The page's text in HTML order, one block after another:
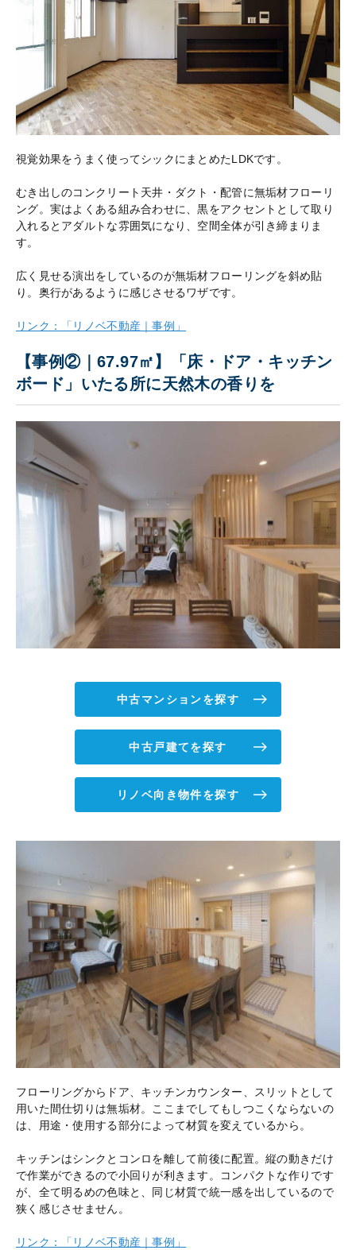
視覚効果をうまく使ってシックにまとめたLDKです。
むき出しのコンクリート天井・ダクト・配管に無垢材フローリ
ング。実はよくある組み合わせに、黒をアクセントとして取り
入れるとアダルトな雰囲気になり、空間全体が引き締まりま
す。
広く見せる演出をしているのが無垢材フローリングを斜め貼
り。奥行があるように感じさせるワザです。
リンク：「リノベ不動産｜事例」
【事例②｜67.97㎡】「床・ドア・キッチン
ボード」いたる所に天然木の香りを
中古マンションを探す
中古戸建てを探す
リノベ向き物件を探す
フローリングからドア、キッチンカウンター、スリットとして
用いた間仕切りは無垢材。ここまでしてもしつこくならないの
は、用途・使用する部分によって材質を変えているから。
キッチンはシンクとコンロを離して前後に配置。縦の動きだけ
で作業ができるので小回りが利きます。コンパクトな作りです
が、全て明るめの色味と、同じ材質で統一感を出しているので
狭く感じさせません。
リンク：「リノベ不動産｜事例」